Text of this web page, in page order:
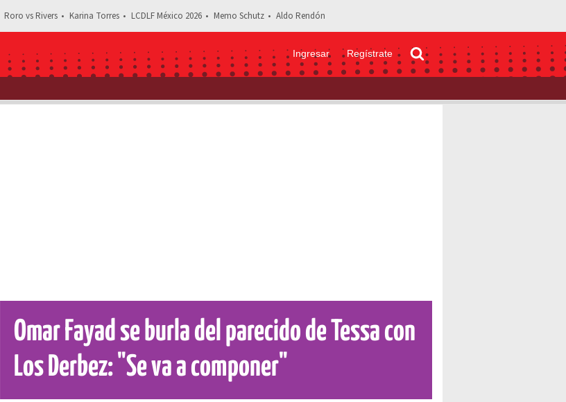
Roro vs Rivers Karina Torres LCDLF México 2026 Memo Schutz Aldo Rendón
Ingresar Regístrate
Estás leyendo: Omar Fayad se burla del parecido de Tessa con Los Derbez: "Se va a componer"
Omar Fayad se burla del parecido de Tessa con
Los Derbez: "Se va a componer"